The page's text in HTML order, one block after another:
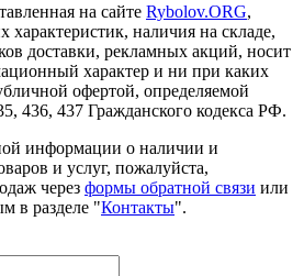
на сайте Rybolov.ORG,
характеристик, наличия на складе,
доставки, рекламных акций, носит
характер и ни при каких
офертой, определяемой
436, 437 Гражданского кодекса РФ.
информации о наличии и
и услуг, пожалуйста,
через формы обратной связи или
в разделе "Контакты".